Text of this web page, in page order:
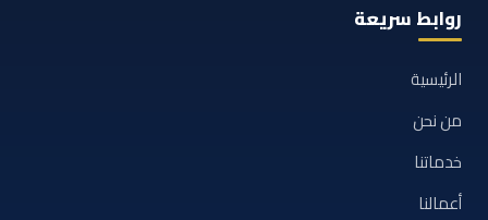
روابط سريعة
الرئيسية
من نحن
خدماتنا
أعمالنا